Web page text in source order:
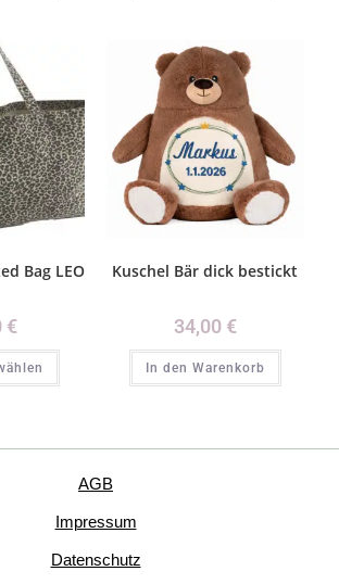
Bag LEO
€
Kuschel Bär dick bestickt
34,00 €
In den Warenkorb
Impressum
Datenschutz
AGB